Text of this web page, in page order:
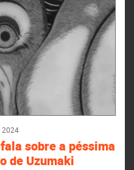
2024
sobre a péssima
de Uzumaki